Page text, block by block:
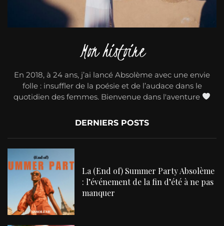
Mon histoire
En 2018, à 24 ans, j’ai lancé Absolème avec une envie
folle : insuffler de la poésie et de l’audace dans le
quotidien des femmes. Bienvenue dans l'aventure
DERNIERS POSTS
La (End of) Summer Party Absolème
: l’événement de la fin d’été à ne pas
manquer